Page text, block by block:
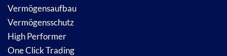
Vermögensaufbau
Vermögensschutz
High Performer
One Click Trading